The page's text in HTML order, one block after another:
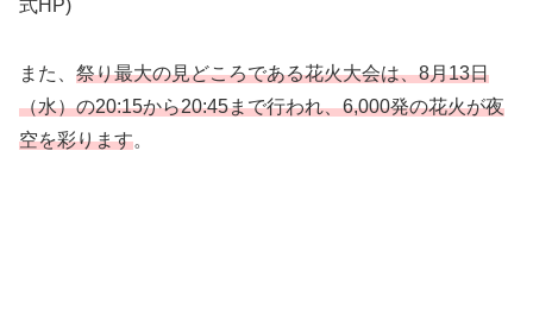
式HP)
また、 祭り最大の見どころである花火大会は、8月13日
（水）の20:15から20:45まで行われ、6,000発の花火が夜
空を彩ります。